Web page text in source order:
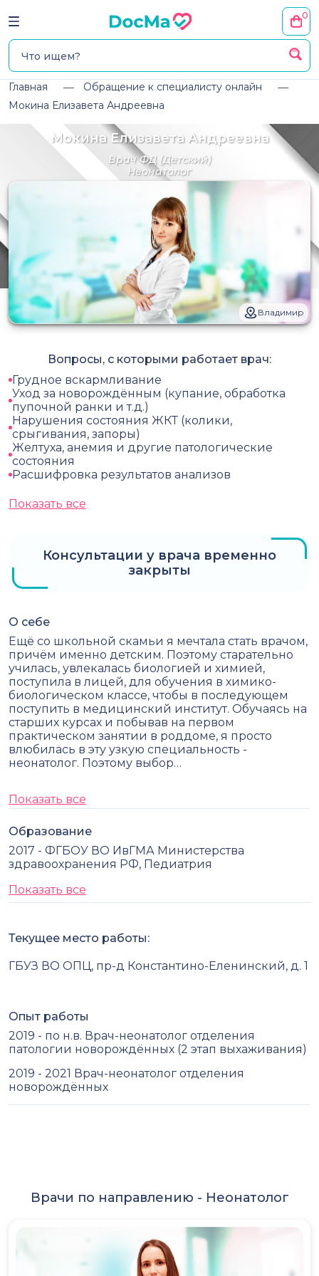
0
Главная
Обращение к специалисту онлайн
Мокина Елизавета Андреевна
Мокина Елизавета Андреевна
Врач ФД(Детский)
Неонатолог
Владимир
Вопросы, с которыми работает врач:
Грудное вскармливание
Уход за новорождённым (купание, обработка
пупочной ранки и т.д.)
Нарушения состояния ЖКТ (колики,
срыгивания, запоры)
Желтуха, анемия и другие патологические
состояния
Расшифровка результатов анализов
Показать все
Консультации у врача временно
закрыты
О себе
Ещё со школьной скамьи я мечтала стать врачом,
причём именно детским. Поэтому старательно
училась, увлекалась биологией и химией,
поступила в лицей, для обучения в химико-
биологическом классе, чтобы в последующем
поступить в медицинский институт. Обучаясь на
старших курсах и побывав на первом
практическом занятии в роддоме, я просто
влюбилась в эту узкую специальность -
неонатолог. Поэтому выбор…
Показать все
Образование
2017 - ФГБОУ ВО ИвГМА Министерства
здравоохранения РФ, Педиатрия
Показать все
Текущее место работы:
ГБУЗ ВО ОПЦ, пр-д Константино-Еленинский, д. 1
Опыт работы
2019 - по н.в. Врач-неонатолог отделения
патологии новорождённых (2 этап выхаживания)
2019 - 2021 Врач-неонатолог отделения
новорождённых
Врачи по направлению - Неонатолог